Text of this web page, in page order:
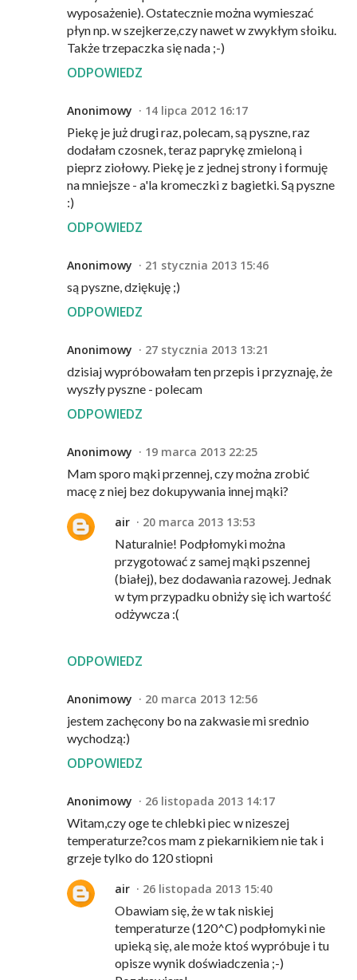
wyposażenie). Ostatecznie można wymieszać
płyn np. w szejkerze,czy nawet w zwykłym słoiku.
Także trzepaczka się nada ;-)
ODPOWIEDZ
Anonimowy
14 lipca 2012 16:17
Piekę je już drugi raz, polecam, są pyszne, raz
dodałam czosnek, teraz paprykę zmieloną i
pieprz ziołowy. Piekę je z jednej strony i formuję
na mniejsze - a'la kromeczki z bagietki. Są pyszne
:)
ODPOWIEDZ
Anonimowy
21 stycznia 2013 15:46
są pyszne, dziękuję ;)
ODPOWIEDZ
Anonimowy
27 stycznia 2013 13:21
dzisiaj wypróbowałam ten przepis i przyznaję, że
wyszły pyszne - polecam
ODPOWIEDZ
Anonimowy
19 marca 2013 22:25
Mam sporo mąki przennej, czy można zrobić
macę z niej bez dokupywania innej mąki?
ODPOWIEDZ
air
20 marca 2013 13:53
Naturalnie! Podpłomyki można
przygotować z samej mąki pszennej
(białej), bez dodawania razowej. Jednak
w tym przypadku obniży się ich wartość
odżywcza :(
Anonimowy
20 marca 2013 12:56
jestem zachęcony bo na zakwasie mi srednio
wychodzą:)
ODPOWIEDZ
Anonimowy
26 listopada 2013 14:17
Witam,czy oge te chlebki piec w nizeszej
temperaturze?cos mam z piekarnikiem nie tak i
grzeje tylko do 120 stiopni
air
26 listopada 2013 15:40
Obawiam się, że w tak niskiej
temperaturze (120^C) podpłomyki nie
upieką się, ale może ktoś wypróbuje i tu
opisze wynik doświadczenia ;-)